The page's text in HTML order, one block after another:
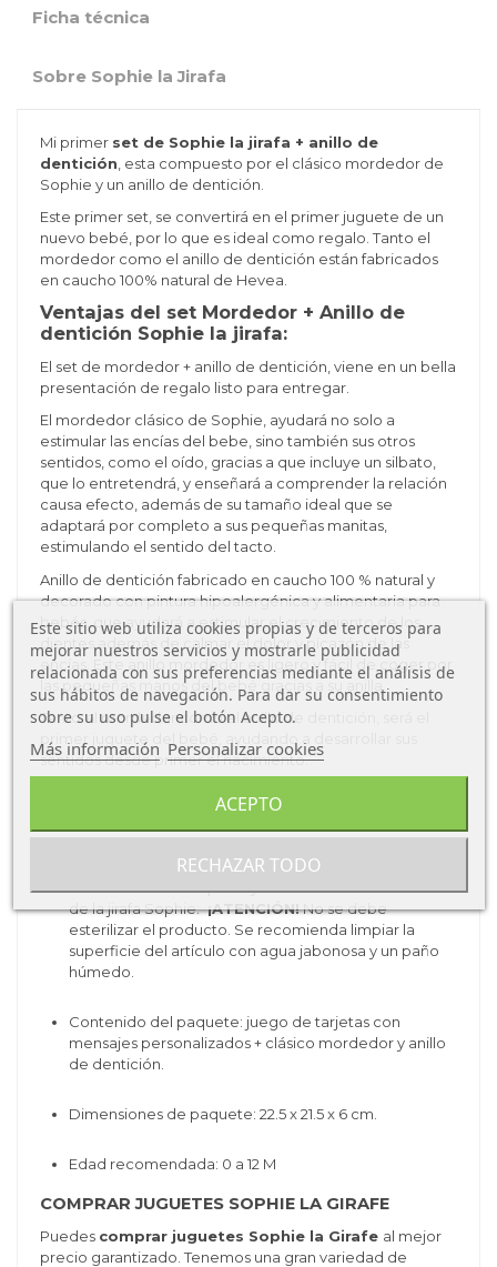
Ficha técnica
Sobre Sophie la Jirafa
Mi primer set de Sophie la jirafa + anillo de
dentición , esta compuesto por el clásico mordedor de
Sophie y un anillo de dentición.
Este primer set, se convertirá en el primer juguete de un
nuevo bebé, por lo que es ideal como regalo. Tanto el
mordedor como el anillo de dentición están fabricados
en caucho 100% natural de Hevea.
Ventajas del set Mordedor + Anillo de
dentición Sophie la jirafa:
El set de mordedor + anillo de dentición, viene en un bella
presentación de regalo listo para entregar.
El mordedor clásico de Sophie, ayudará no solo a
estimular las encías del bebe, sino también sus otros
sentidos, como el oído, gracias a que incluye un silbato,
que lo entretendrá, y enseñará a comprender la relación
causa efecto, además de su tamaño ideal que se
adaptará por completo a sus pequeñas manitas,
estimulando el sentido del tacto.
Anillo de dentición fabricado en caucho 100 % natural y
decorado con pintura hipoalergénica y alimentaria para
bebés, que ayudará a estimular el crecimiento de los
dientes además de calmar el dolor y picazón de las
encías. Este anillo mordedor es ligero y fácil de coger por
las pequeñas manos del bebé gracias a su anilla.
Tanto el mordedor como el anillo de dentición, será el
primer juguete del bebé, ayudando a desarrollar sus
sentidos desde primer el nacimiento.
Características del Set Mordedor + Anillo
Condiciones de limpieza y cuidado del mordedor
de la jirafa Sophie: ¡ATENCIÓN!No se debe
esterilizar el producto. Se recomienda limpiar la
superficie del artículo con agua jabonosa y un paño
húmedo.
Contenido del paquete: juego de tarjetas con
mensajes personalizados + clásico mordedor y anillo
de dentición.
Dimensiones de paquete: 22.5 x 21.5 x 6 cm.
Edad recomendada: 0 a 12 M
COMPRAR JUGUETES SOPHIE LA GIRAFE
Puedes comprar juguetes Sophie la Girafe al mejor
precio garantizado. Tenemos una gran variedad de
Este sitio web utiliza cookies propias y de terceros para
mejorar nuestros servicios y mostrarle publicidad
relacionada con sus preferencias mediante el análisis de
sus hábitos de navegación. Para dar su consentimiento
sobre su uso pulse el botón Acepto.
Más información Personalizar cookies
RECHAZAR TODO
ACEPTO